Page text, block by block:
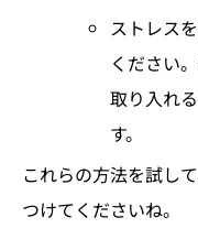
ストレス
ください
取り入れ
す。
これらの方法を試し
つけてくださいね。